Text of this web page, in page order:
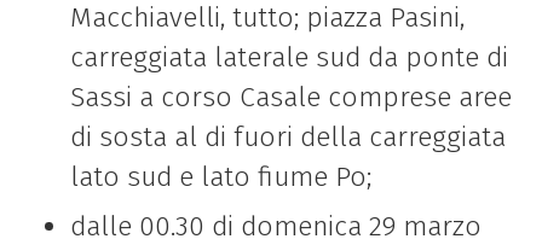
Macchiavelli, tutto; piazza Pasini,
carreggiata laterale sud da ponte di
Sassi a corso Casale comprese aree
di sosta al di fuori della carreggiata
lato sud e lato fiume Po;
dalle 00.30 di domenica 29 marzo